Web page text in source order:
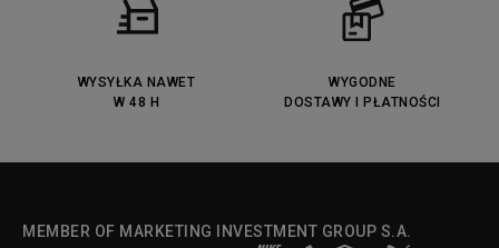
WYSYŁKA NAWET
W 48 H
WYGODNE
DOSTAWY I PŁATNOŚCI
MEMBER OF MARKETING INVESTMENT GROUP S.A.